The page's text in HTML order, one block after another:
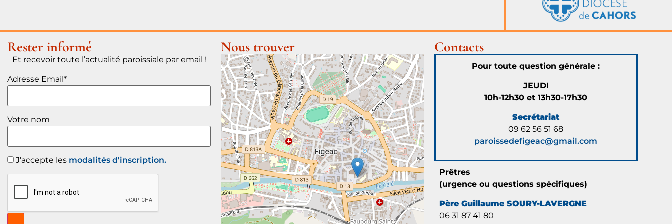
Livernon
10 août 2026
11 août 2026
12 août 2026
16:30 - 17:30
Messe au
Rester informé
Et recevoir toute l’actualité paroissiale par email !
Adresse Email*
Votre nom
J'accepte les modalités d'inscription.
Nous trouver Contacts
Pour toute question générale :
JEUDI
10h-12h30 et 13h30-17h30
Secrétariat
09 62 56 51 68
paroissedefigeac@gmail.com
Prêtres
(urgence ou questions spécifiques)
Père Guillaume SOURY-LAVERGNE
06 31 87 41 80